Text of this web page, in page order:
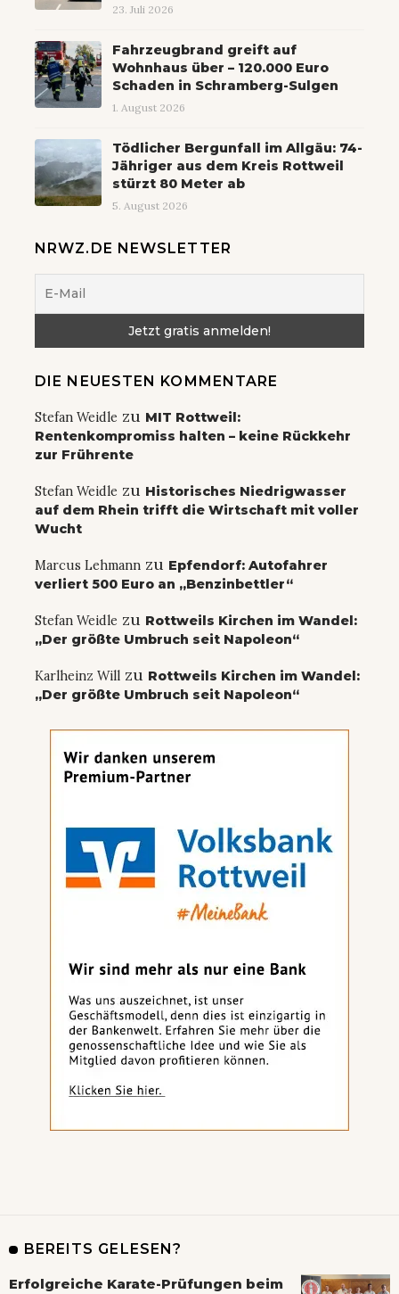
23. Juli 2026
Fahrzeugbrand greift auf
Wohnhaus über – 120.000 Euro
Schaden in Schramberg-Sulgen
1. August 2026
Tödlicher Bergunfall im Allgäu: 74-
Jähriger aus dem Kreis Rottweil
stürzt 80 Meter ab
5. August 2026
NRWZ.DE NEWSLETTER
DIE NEUESTEN KOMMENTARE
Stefan Weidle zu MIT Rottweil:
Rentenkompromiss halten – keine Rückkehr
zur Frührente
Stefan Weidle zu Historisches Niedrigwasser
auf dem Rhein trifft die Wirtschaft mit voller
Wucht
Marcus Lehmann zu Epfendorf: Autofahrer
verliert 500 Euro an „Benzinbettler“
Stefan Weidle zu Rottweils Kirchen im Wandel:
„Der größte Umbruch seit Napoleon“
Karlheinz Will zu Rottweils Kirchen im Wandel:
„Der größte Umbruch seit Napoleon“
BEREITS GELESEN?
Erfolgreiche Karate-Prüfungen beim